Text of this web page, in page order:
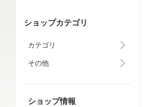
ショップカテゴリ
カテゴリ
その他
ショップ情報